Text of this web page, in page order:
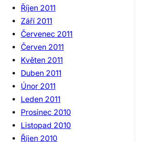
Říjen 2011
Září 2011
Červenec 2011
Červen 2011
Květen 2011
Duben 2011
Únor 2011
Leden 2011
Prosinec 2010
Listopad 2010
Říjen 2010